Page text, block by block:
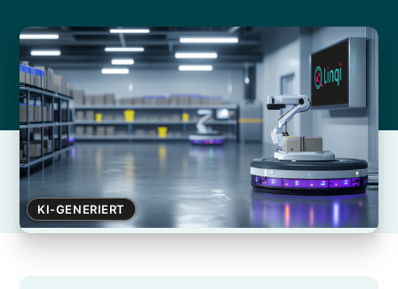
KI-GENERIERT